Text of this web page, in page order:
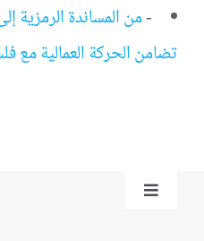
-من المساندة الرمزية
تضامن الحركة العمالية مع
Toggle